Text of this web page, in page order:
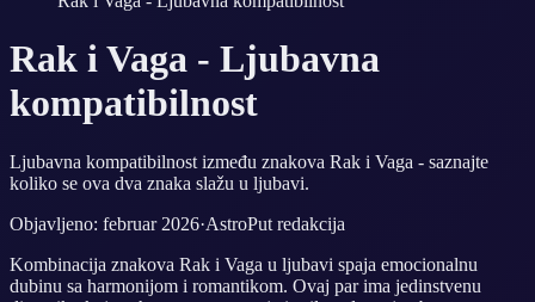
Rak i Vaga - Ljubavna
kompatibilnost
Ljubavna kompatibilnost između znakova Rak i Vaga - saznajte
koliko se ova dva znaka slažu u ljubavi.
Objavljeno: februar 2026·AstroPut redakcija
Kombinacija znakova Rak i Vaga u ljubavi spaja emocionalnu
dubinu sa harmonijom i romantikom. Ovaj par ima jedinstvenu